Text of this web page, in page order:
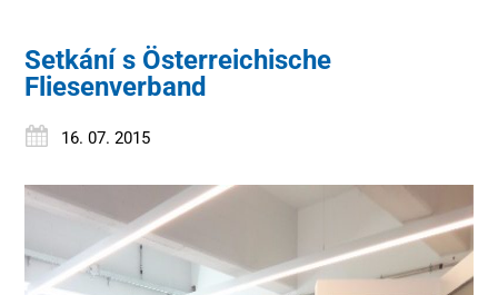
Setkání s Österreichische
Fliesenverband
16. 07. 2015